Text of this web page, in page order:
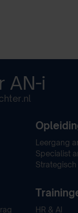
AN-i
Leergang
Specialist
HR & AI